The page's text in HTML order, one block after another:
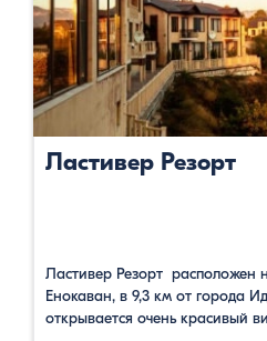
Ластивер Резорт
Ластивер Резорт расположен
Енокаван, в 9,3 км от города
открывается очень красивый